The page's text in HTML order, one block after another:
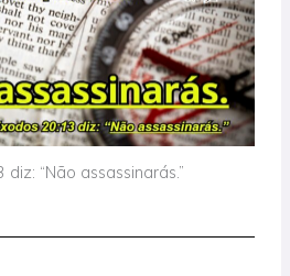
“Não assassinarás.”